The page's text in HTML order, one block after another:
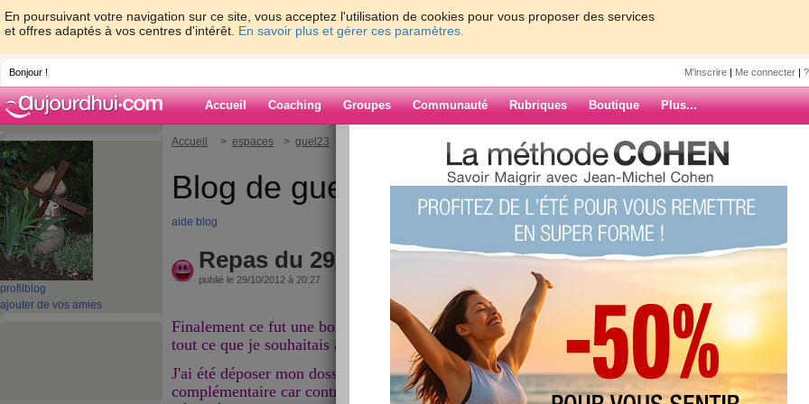
En poursuivant votre navigation sur ce site, vous acceptez l'utilisation de cookies pour vous proposer des services
et offres adaptés à vos centres d'intérêt. En savoir plus et gérer ces paramètres.
Bonjour ! M'inscrire | Me connecter |
Accueil Coaching Groupes Communauté Rubriques Boutique Plus...
profil blog
ajouter de vos amies
Accueil > espaces > guel23
Blog de guel23
aide blog
Repas du 29/10/12
publié le 29/10/2012 à 20:27
Finalement ce fut une bonne journée même si je n'ai pas fait
tout ce que je souhaitais à la maison !
J'ai été déposer mon dossier de retraite à la caisse
complémentaire car contrairement à ce qui m'avait été dit au ARCHIVES